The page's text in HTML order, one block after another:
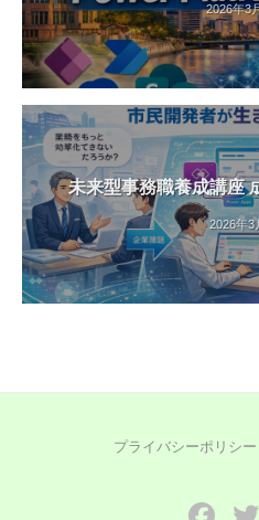
2026年3
未来型事務職養成講座
2026年3
プライバシーポリシー